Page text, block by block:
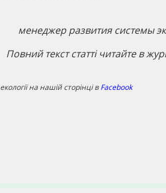
менеджер развития системы
Повний текст статті читайте в
на нашій сторінці вFacebook